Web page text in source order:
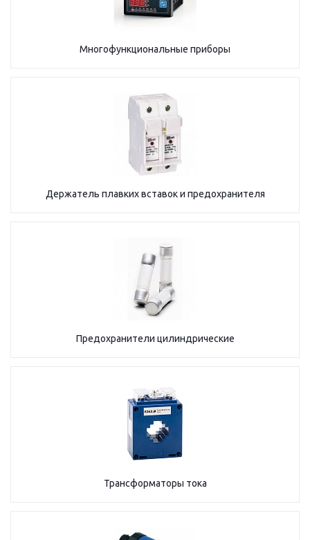
Многофункциональные приборы
Держатель плавких вставок и предохранителя
Предохранители цилиндрические
Трансформаторы тока